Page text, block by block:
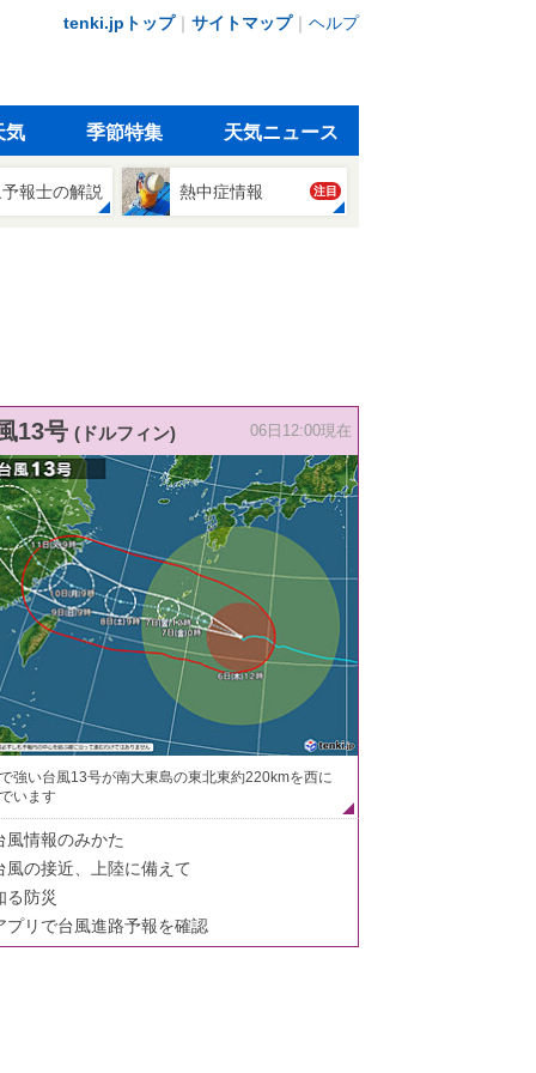
tenki.jpトップ｜ サイトマップ｜ ヘルプ
気 季節特集 天気ニュース
報士の解説 熱中症情報 注目
13号 (ドルフィン) 06日12:00現在
強い台風13号が南大東島の東北東約220kmを西に
います
風情報のみかた
風の接近、上陸に備えて
る防災
プリで台風進路予報を確認